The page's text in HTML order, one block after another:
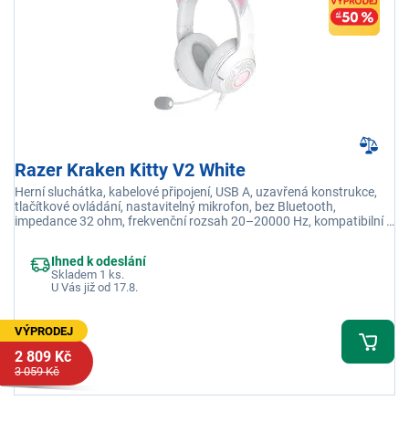
Razer Kraken Kitty V2 White
Herní sluchátka, kabelové připojení, USB A, uzavřená konstrukce,
tlačítkové ovládání, nastavitelný mikrofon, bez Bluetooth,
impedance 32 ohm, frekvenční rozsah 20–20000 Hz, kompatibilní s
Ihned k odeslání
Skladem 1 ks.
U Vás již od 17.8.
VÝPRODEJ
2 809 Kč
3 059 Kč